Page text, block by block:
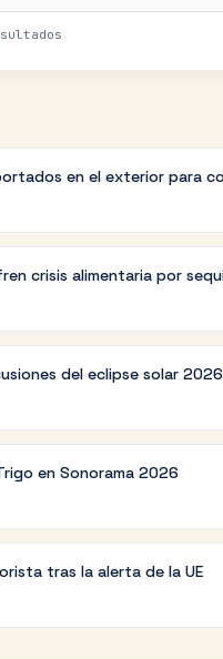
en el exterior para
crisis alimentaria por
del eclipse solar 2026
en Sonorama 2026
tras la alerta de la UE